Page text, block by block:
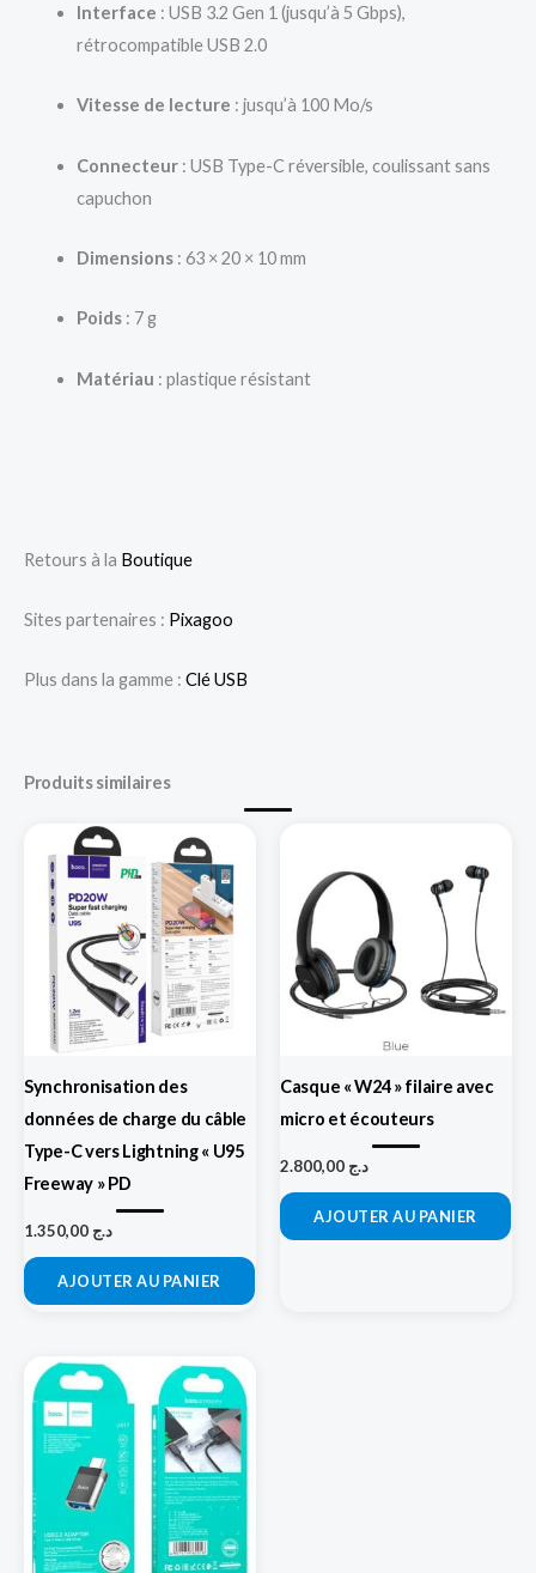
Interface : USB 3.2 Gen 1 (jusqu’à 5 Gbps),
rétrocompatible USB 2.0
Vitesse de lecture : jusqu’à 100 Mo/s
Connecteur: USB Type-C réversible, coulissant sans
capuchon
Dimensions: 63 × 20 × 10 mm
Poids: 7 g
Matériau : plastique résistant
Retours à la Boutique
Sites partenaires : Pixagoo
Plus dans la gamme : Clé USB
Produits similaires
Synchronisation des
données de charge du câble
Type-C vers Lightning « U95
Freeway » PD
د.ج
AJOUTER AU PANIER
Casque « W24 » filaire avec
micro et écouteurs
د.ج
AJOUTER AU PANIER